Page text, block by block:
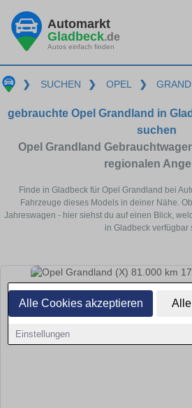
Alle Cookies akzeptieren
Einstellungen
Automarkt
Gladbeck.de
Autos einfach finden
❯ SUCHEN ❯ OPEL ❯
gebrauchte Opel Grandland in
suchen
Opel Grandland
regionalen
Finde in Gladbeck für Opel Grandland bei
Fahrzeuge dieses Models in deiner Nähe.
Jahreswagen - hier siehst du auf einen Blick,
in Gladbeck verfügbar